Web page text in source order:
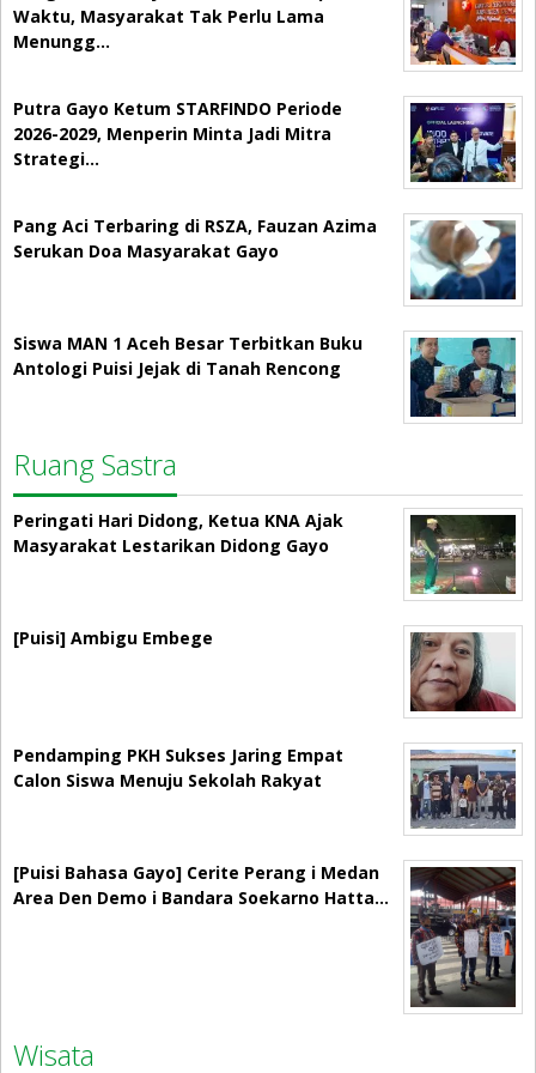
Waktu, Masyarakat Tak Perlu Lama
Menungg…
Putra Gayo Ketum STARFINDO Periode
2026-2029, Menperin Minta Jadi Mitra
Strategi…
Pang Aci Terbaring di RSZA, Fauzan Azima
Serukan Doa Masyarakat Gayo
Siswa MAN 1 Aceh Besar Terbitkan Buku
Antologi Puisi Jejak di Tanah Rencong
Ruang Sastra
Peringati Hari Didong, Ketua KNA Ajak
Masyarakat Lestarikan Didong Gayo
[Puisi] Ambigu Embege
Pendamping PKH Sukses Jaring Empat
Calon Siswa Menuju Sekolah Rakyat
[Puisi Bahasa Gayo] Cerite Perang i Medan
Area Den Demo i Bandara Soekarno Hatta…
Wisata